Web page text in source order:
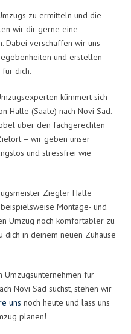
zu ermitteln und die
wir dir gerne eine
Dabei verschaffen wir uns
und erstellen
dich.
kümmert sich
Halle (Saale) nach Novi Sad.
über den fachgerechten
– wir geben unser
und stressfrei wie
Ziegler Halle
Montage- und
Umzug noch komfortabler zu
dich in deinem neuen Zuhause
Umzugsunternehmen für
Novi Sad suchst, stehen wir
uns noch heute und lass uns
planen!